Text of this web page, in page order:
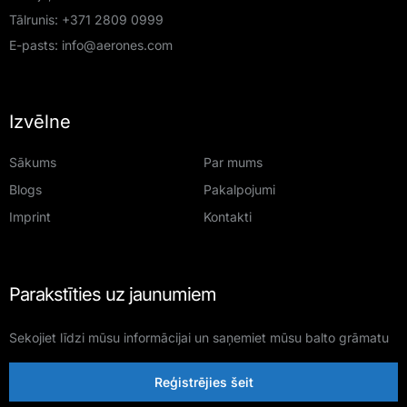
Tālrunis: +371 2809 0999
E-pasts: info@aerones.com
Izvēlne
Sākums
Par mums
Blogs
Pakalpojumi
Imprint
Kontakti
Parakstīties uz jaunumiem
Sekojiet līdzi mūsu informācijai un saņemiet mūsu balto grāmatu
Reģistrējies šeit